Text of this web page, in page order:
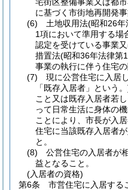
に基づく市街地再開発
(6)
土地収用法(昭和26年
1項において準用する場
認定を受けている事業
措置法(昭和36年法律第
事業の執行に伴う住宅
(7)
現に公営住宅に入居
「既存入居者」という
こと又は既存入居者若
って日常生活に身体の
ことにより、市長が入
住宅に当該既存入居者
と。
(8)
公営住宅の入居者が
益となること。
(入居者の資格)
第6条
市営住宅に入居する